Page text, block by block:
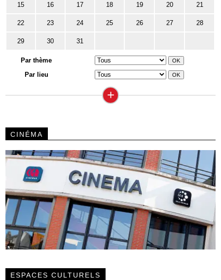
15 16 17 18 19 20 21
22 23 24 25 26 27 28
29 30 31
Par thème
Par lieu
+
CINÉMA
ESPACES CULTURELS